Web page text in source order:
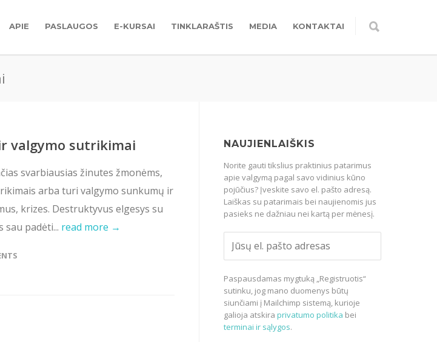
APIE PASLAUGOS E-KURSAI TINKLARAŠTIS MEDIA KONTAKTAI
valgymo sutrikimai
svarbiausias žinutes žmonėms,
arba turi valgymo sunkumų ir
krizes. Destruktyvus elgesys su
padėti... read more →
NAUJIENLAIŠKIS
Norite gauti tikslius praktinius patarimus
apie valgymą pagal savo vidinius kūno
pojūčius? Įveskite savo el. pašto adresą.
Laiškas su patarimais bei naujienomis jus
pasieks ne dažniau nei kartą per mėnesį.
Paspausdamas mygtuką „Registruotis“
sutinku, jog mano duomenys būtų
siunčiami į Mailchimp sistemą, kurioje
galioja atskira privatumo politika bei
terminai ir sąlygos.